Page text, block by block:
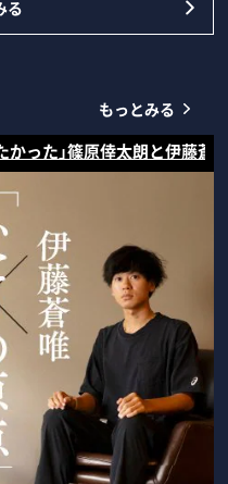
る
もっとみる
たかった」篠原倖太朗と伊藤